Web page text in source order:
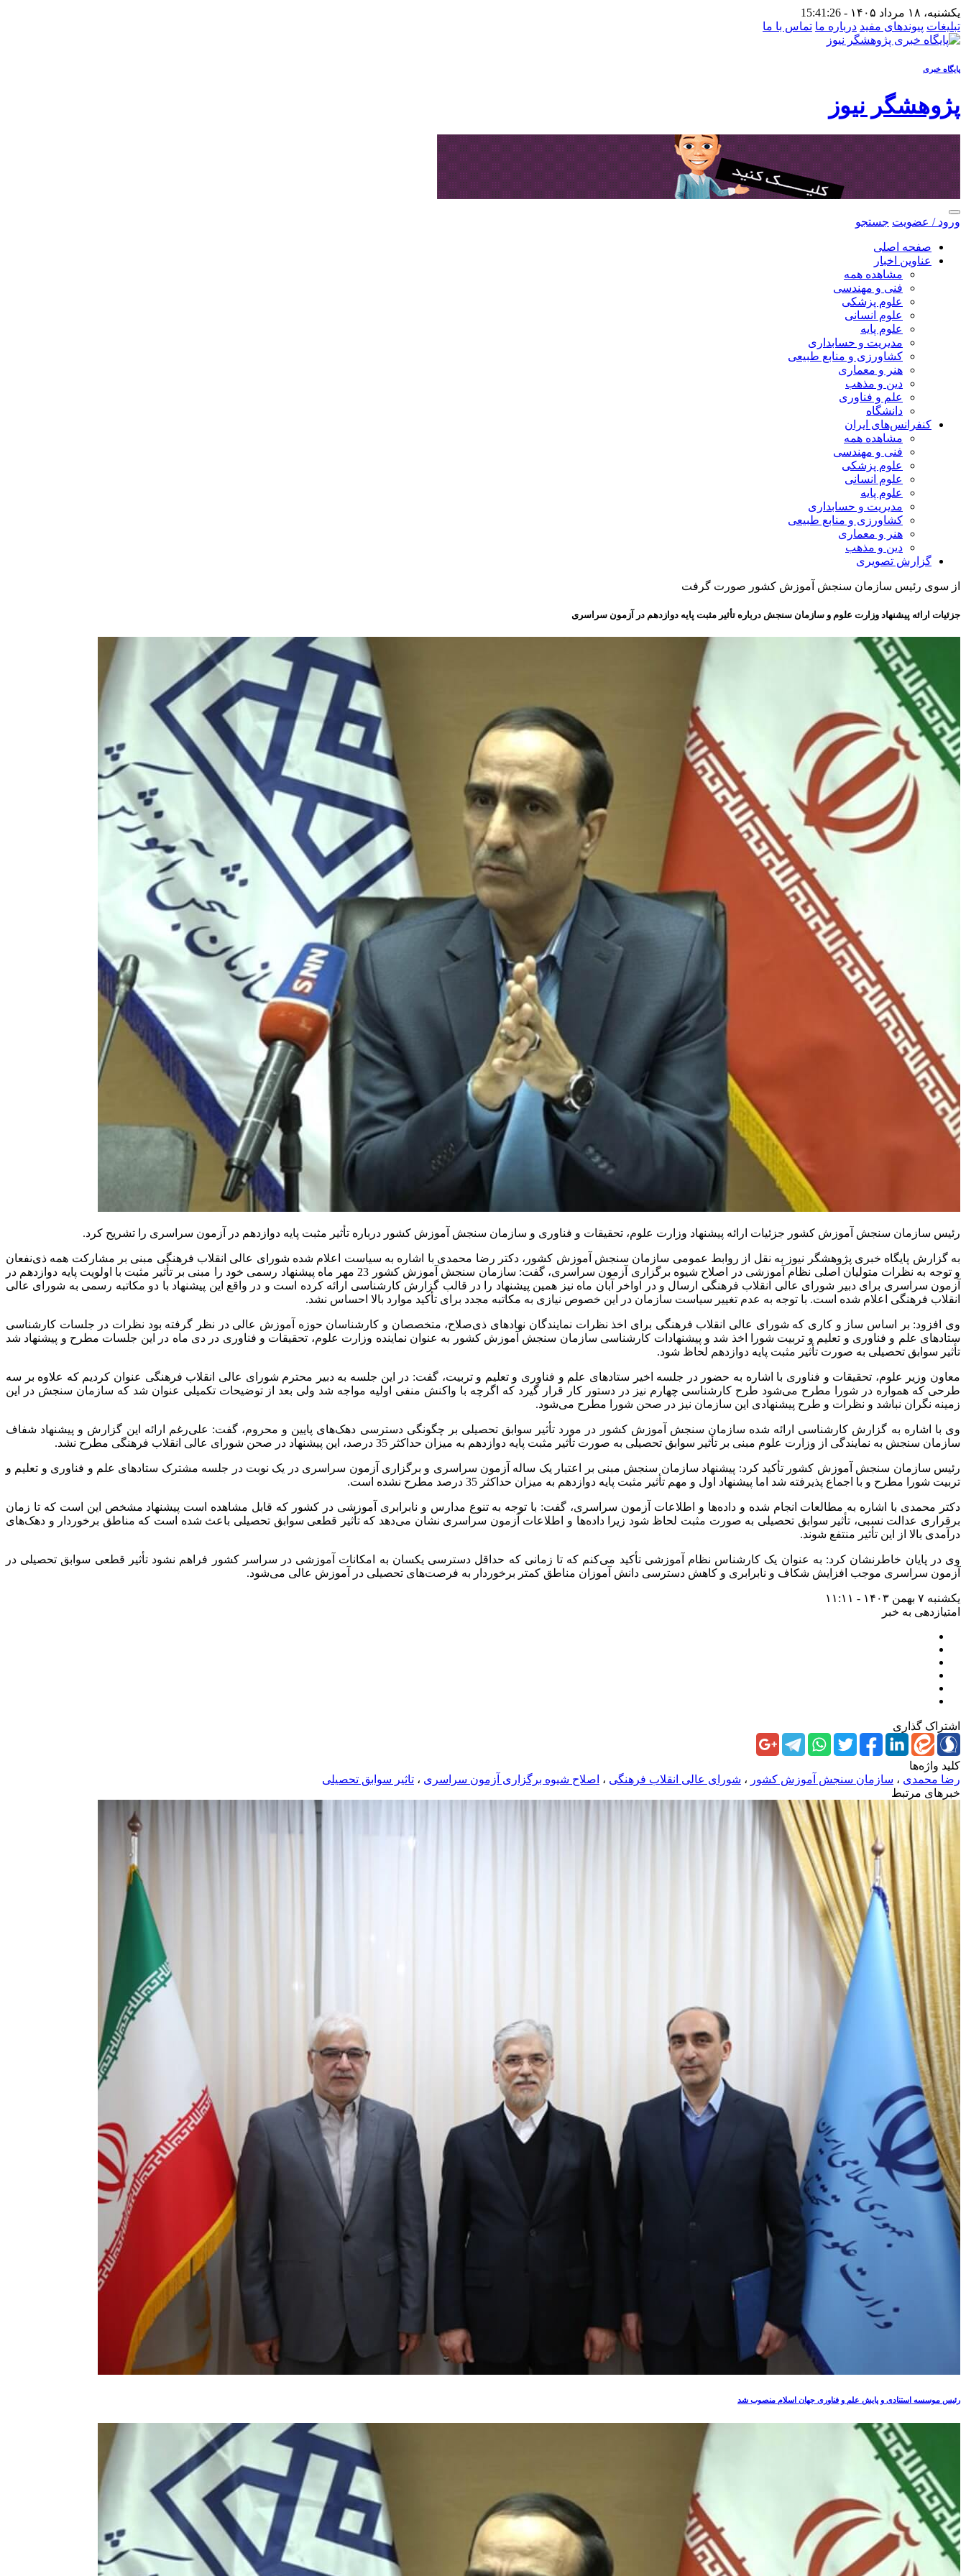
یکشنبه، ۱۸ مرداد ۱۴۰۵ -
15:41:26
تبلیغات پیوندهای مفید درباره ما تماس با ما
پایگاه خبری
پژوهشگر نیوز
ورود / عضویت جستجو
صفحه اصلی
عناوین اخبار
مشاهده همه
فنی و مهندسی
علوم پزشکی
علوم انسانی
علوم پایه
مدیریت و حسابداری
کشاورزی و منابع طبیعی
هنر و معماری
دین و مذهب
علم و فناوری
دانشگاه
کنفرانس‌های ایران
مشاهده همه
فنی و مهندسی
علوم پزشکی
علوم انسانی
علوم پایه
مدیریت و حسابداری
کشاورزی و منابع طبیعی
هنر و معماری
دین و مذهب
گزارش تصویری
از سوی رئیس سازمان سنجش آموزش کشور صورت گرفت
جزئیات ارائه پیشنهاد وزارت علوم و سازمان سنجش درباره تأثیر مثبت پایه دوازدهم در آزمون سراسری
رئیس سازمان سنجش آموزش کشور جزئیات ارائه پیشنهاد وزارت علوم، تحقیقات و فناوری و سازمان سنجش آموزش کشور درباره تأثیر مثبت پایه دوازدهم در آزمون سراسری را تشریح کرد.
به گزارش پایگاه خبری پژوهشگر نیوز به نقل از روابط عمومی سازمان سنجش آموزش کشور، دکتر رضا محمدی با اشاره به سیاست اعلام شده شورای عالی انقلاب فرهنگی مبنی بر مشارکت همه ذی‌نفعان
و توجه به نظرات متولیان اصلی نظام آموزشی در اصلاح شیوه برگزاری آزمون سراسری، گفت: سازمان سنجش آموزش کشور 23 مهر ماه پیشنهاد رسمی خود را مبنی بر تأثیر مثبت با اولویت پایه دوازدهم در
آزمون سراسری برای دبیر شورای عالی انقلاب فرهنگی ارسال و در اواخر آبان ماه نیز همین پیشنهاد را در قالب گزارش کارشناسی ارائه کرده است و در واقع این پیشنهاد با دو مکاتبه رسمی به شورای عالی
انقلاب فرهنگی اعلام شده است. با توجه به عدم تغییر سیاست سازمان در این خصوص نیازی به مکاتبه مجدد برای تأکید موارد بالا احساس نشد.
وی افزود: بر اساس ساز و کاری که شورای عالی انقلاب فرهنگی برای اخذ نظرات نمایندگان نهادهای ذی‌صلاح، متخصصان و کارشناسان حوزه آموزش عالی در نظر گرفته بود نظرات در جلسات کارشناسی
ستادهای علم و فناوری و تعلیم و تربیت شورا اخذ شد و پیشنهادات کارشناسی سازمان سنجش آموزش کشور به عنوان نماینده وزارت علوم، تحقیقات و فناوری در دی ماه در این جلسات مطرح و پیشنهاد شد
تأثیر سوابق تحصیلی به صورت تأثیر مثبت پایه دوازدهم لحاظ شود.
معاون وزیر علوم، تحقیقات و فناوری با اشاره به حضور در جلسه اخیر ستادهای علم و فناوری و تعلیم و تربیت، گفت: در این جلسه به دبیر محترم شورای عالی انقلاب فرهنگی عنوان کردیم که علاوه بر سه
طرحی که همواره در شورا مطرح می‌شود طرح کارشناسی چهارم نیز در دستور کار قرار گیرد که اگرچه با واکنش منفی اولیه مواجه شد ولی بعد از توضیحات تکمیلی عنوان شد که سازمان سنجش در این
زمینه نگران نباشد و نظرات و طرح پیشنهادی این سازمان نیز در صحن شورا مطرح می‌شود.
وی با اشاره به گزارش کارشناسی ارائه شده سازمان سنجش آموزش کشور در مورد تأثیر سوابق تحصیلی بر چگونگی دسترسی دهک‌های پایین و محروم، گفت: علی‌رغم ارائه این گزارش و پیشنهاد شفاف
سازمان سنجش به نمایندگی از وزارت علوم مبنی بر تأثیر سوابق تحصیلی به صورت تأثیر مثبت پایه دوازدهم به میزان حداکثر 35 درصد، این پیشنهاد در صحن شورای عالی انقلاب فرهنگی مطرح نشد.
رئیس سازمان سنجش آموزش کشور تأکید کرد: پیشنهاد سازمان سنجش مبنی بر اعتبار یک ساله آزمون سراسری و برگزاری آزمون سراسری در یک نوبت در جلسه مشترک ستادهای علم و فناوری و تعلیم و
تربیت شورا مطرح و با اجماع پذیرفته شد اما پیشنهاد اول و مهم تأثیر مثبت پایه دوازدهم به میزان حداکثر 35 درصد مطرح نشده است.
دکتر محمدی با اشاره به مطالعات انجام شده و داده‌ها و اطلاعات آزمون سراسری، گفت: با توجه به تنوع مدارس و نابرابری آموزشی در کشور که قابل مشاهده است پیشنهاد مشخص این است که تا زمان
برقراری عدالت نسبی، تأثیر سوابق تحصیلی به صورت مثبت لحاظ شود زیرا داده‌ها و اطلاعات آزمون سراسری نشان می‌دهد که تأثیر قطعی سوابق تحصیلی باعث شده است که مناطق برخوردار و دهک‌های
درآمدی بالا از این تأثیر منتفع شوند.
وی در پایان خاطرنشان کرد: به عنوان یک کارشناس نظام آموزشی تأکید می‌کنم که تا زمانی که حداقل دسترسی یکسان به امکانات آموزشی در سراسر کشور فراهم نشود تأثیر قطعی سوابق تحصیلی در
آزمون سراسری موجب افزایش شکاف و نابرابری و کاهش دسترسی دانش آموزان مناطق کمتر برخوردار به فرصت‌های تحصیلی در آموزش عالی می‌شود.
یکشنبه ۷ بهمن ۱۴۰۳ - ۱۱:۱۱
امتیازدهی به خبر
اشتراک گذاری
کلید واژه‌ها
رضا محمدی ، سازمان سنجش آموزش کشور ، شورای عالی انقلاب فرهنگی ، اصلاح شیوه برگزاری آزمون سراسری ، تاثیر سوابق تحصیلی
خبرهای مرتبط
رئیس موسسه استنادی و پایش علم و فناوری جهان اسلام منصوب شد